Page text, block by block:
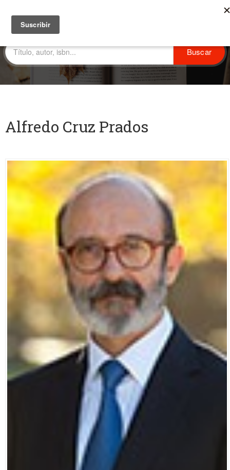
Alfredo Cruz Prados